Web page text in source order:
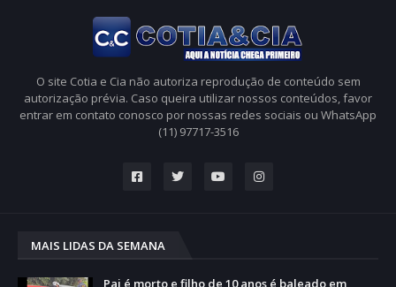
O site Cotia e Cia não autoriza reprodução de conteúdo sem
autorização prévia. Caso queira utilizar nossos conteúdos, favor
entrar em contato conosco por nossas redes sociais ou WhatsApp
(11) 97717-3516
MAIS LIDAS DA SEMANA
Pai é morto e filho de 10 anos é baleado em